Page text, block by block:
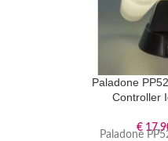
Paladone
Controller
€
Paladone